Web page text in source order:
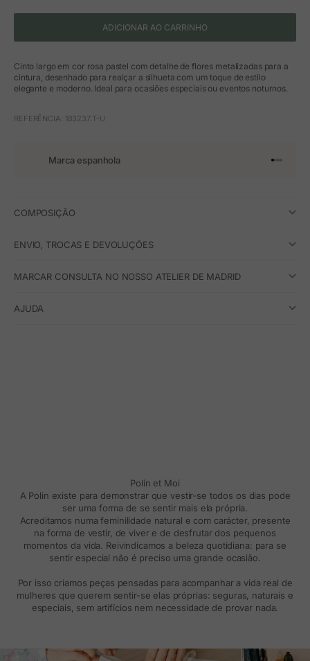
ADICIONAR AO CARRINHO
Cinto largo em cor rosa pastel com detalhe de flores metalizadas para a
cintura, desenhado para realçar a silhueta com um toque de estilo
elegante e moderno. Ideal para ocasiões especiais ou eventos noturnos.
REFERÊNCIA: 183237.T-U
Marca espanhola Ir para o
Ir para
Ir para
Ir para
COMPOSIÇÃO
ENVIO, TROCAS E DEVOLUÇÕES
MARCAR CONSULTA NO NOSSO ATELIER DE MADRID
AJUDA
Polín et Moi
A Polin existe para demonstrar que vestir-se todos os dias pode
ser uma forma de se sentir mais ela própria.
Acreditamos numa feminilidade natural e com carácter, presente
na forma de vestir, de viver e de desfrutar dos pequenos
momentos da vida. Reivindicamos a beleza quotidiana: para se
sentir especial não é preciso uma grande ocasião.
Por isso criamos peças pensadas para acompanhar a vida real de
mulheres que querem sentir-se elas próprias: seguras, naturais e
especiais, sem artifícios nem necessidade de provar nada.